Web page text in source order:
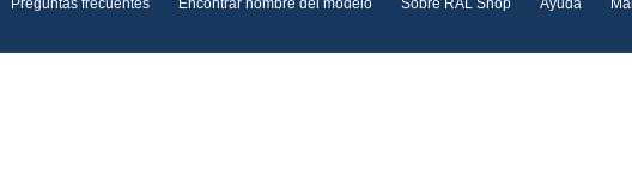
Preguntas frecuentes Encontrar nombre del modelo Sobre RAL Shop Ayuda